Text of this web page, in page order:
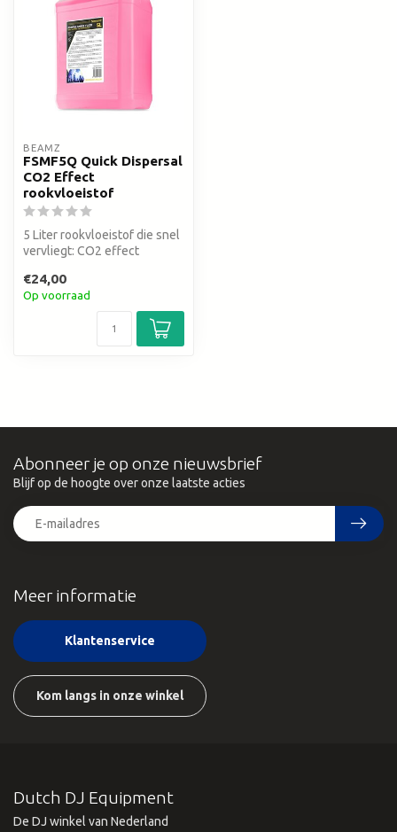
BEAMZ
FSMF5Q Quick Dispersal
CO2 Effect
rookvloeistof
5 Liter rookvloeistof die snel
vervliegt: CO2 effect
€24,00
Op voorraad
Meer informatie
Klantenservice
Kom langs in onze winkel
Abonneer je op onze nieuwsbrief
Blijf op de hoogte over onze laatste acties
Dutch DJ Equipment
De DJ winkel van Nederland